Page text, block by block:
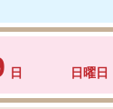
日 日曜日